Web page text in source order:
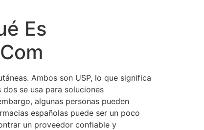
Es
Ambos son USP, lo que significa
se usa para soluciones
algunas personas pueden
españolas puede ser un poco
un proveedor confiable y